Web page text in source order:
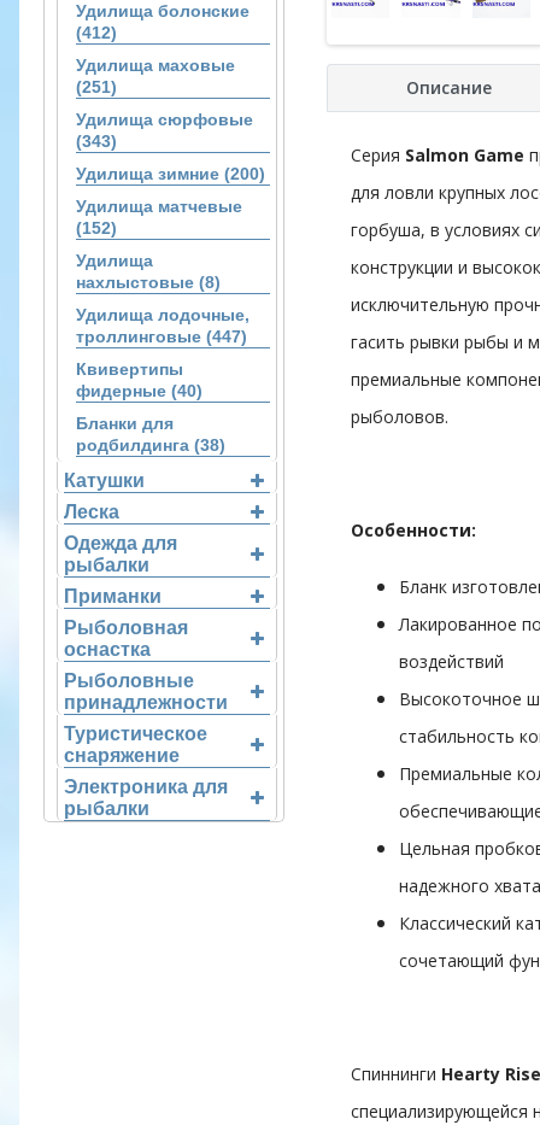
Удилища болонские
(412)
Удилища маховые
(251)
Удилища сюрфовые
(343)
Удилища зимние (200)
Удилища матчевые
(152)
Удилища
нахлыстовые (8)
Удилища лодочные,
троллинговые (447)
Квивертипы
фидерные (40)
Бланки для
родбилдинга (38)
Катушки
Леска
Одежда для
рыбалки
Приманки
Рыболовная
оснастка
Рыболовные
принадлежности
Туристическое
снаряжение
Электроника для
рыбалки
Описание
Серия Salmon Game
для ловли крупных
горбуша, в условиях
конструкции и
исключительную
гасить рывки рыбы и
премиальные
рыболовов.
Особенности:
Бланк
Лакированное
воздействий
Высокоточное
стабильность
Премиальные
Цельная
надежного
Классический
сочетающий
Спиннинги Hearty Rise
специализирующейся